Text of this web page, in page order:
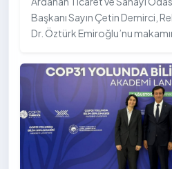
Başkanı Sayın Çetin Demirci,
Dr. Öztürk Emiroğlu’nu
arasındaki iş birliği imkânları ele
ekonomik ve sosyo-kültürel
sağlayacak ortak projeler